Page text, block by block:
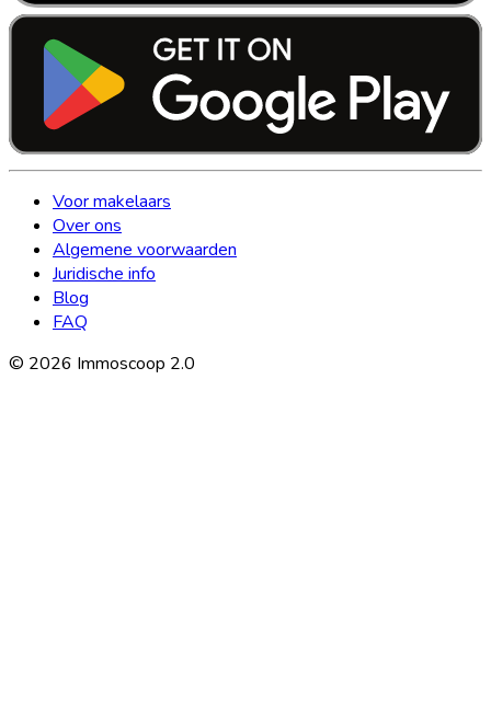
Voor makelaars
Over ons
Algemene voorwaarden
Juridische info
Blog
FAQ
© 2026 Immoscoop 2.0